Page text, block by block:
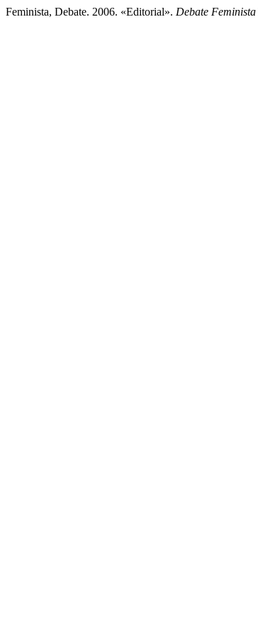
Feminista, Debate. 2006. «Editorial». Debate Feminista